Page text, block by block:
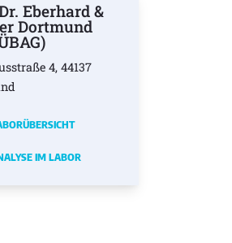
Eberhard &
Dortmund
4, 44137
IM LABOR